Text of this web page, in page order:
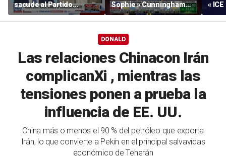
sacude al Partido
Demócrata
Sophie » Cunningham
tras el incidente del
partido de l WNBA : «El
«
DONALD
Las relaciones Chinacon Irán
complicanXi , mientras las
tensiones ponen a prueba la
influencia de EE. UU.
China más o menos el 90 % del petróleo que exporta
Irán, lo que convierte a Pekín en el principal salvavidas
económico de Teherán